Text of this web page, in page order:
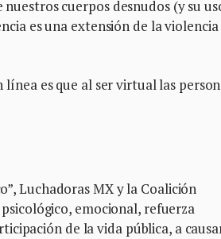
cuerpos desnudos (y su
es una extensión de la violencia
es que al ser virtual las
Luchadoras MX y la Coalición
emocional, refuerza
de la vida pública, a